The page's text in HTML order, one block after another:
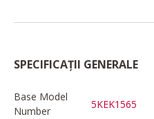
SPECIFICAȚII GENERALE
Base Model
Number
5KEK1565